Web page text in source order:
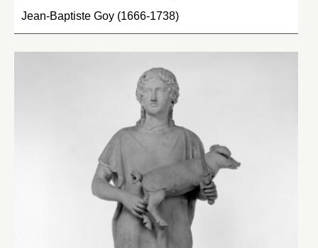
Jean-Baptiste Goy (1666-1738)